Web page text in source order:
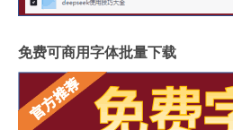
免费可商用字体批量下载